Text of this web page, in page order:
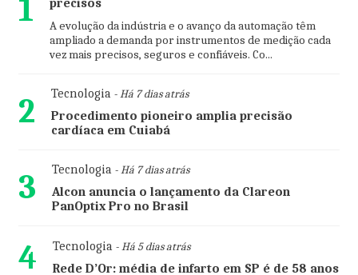
1
precisos
A evolução da indústria e o avanço da automação têm
ampliado a demanda por instrumentos de medição cada
vez mais precisos, seguros e confiáveis. Co...
2 Tecnologia- Há 7 dias atrás
Procedimento pioneiro amplia precisão
cardíaca em Cuiabá
3 Tecnologia- Há 7 dias atrás
Alcon anuncia o lançamento da Clareon
PanOptix Pro no Brasil
4 Tecnologia- Há 5 dias atrás
Rede D’Or: média de infarto em SP é de 58 anos